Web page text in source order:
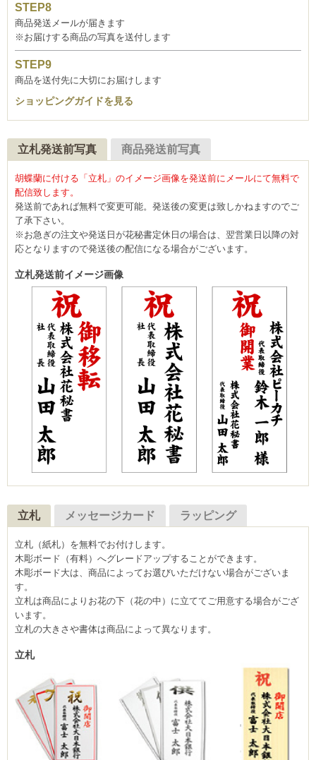
商品発送メールが届きます
※お届けする商品の写真を送付します
商品を送付先に大切にお届けします
ショッピングガイドを見る
立札発送前写真 商品発送前写真
胡蝶蘭に付ける「立札」のイメージ画像を発送前にメールにて無料で
配信致します。
発送前であれば無料で変更可能。発送後の変更は致しかねますのでご
了承下さい。
※お急ぎの注文や発送日が花秘書定休日の場合は、翌営業日以降の対
応となりますので発送後の配信になる場合がございます。
立札発送前イメージ画像
立札 メッセージカード ラッピング
立札（紙札）を無料でお付けします。
木彫ボード（有料）へグレードアップすることができます。
木彫ボード大は、商品によってお選びいただけない場合がございま
す。
立札は商品によりお花の下（花の中）に立ててご用意する場合がござ
います。
立札の大きさや書体は商品によって異なります。
立札